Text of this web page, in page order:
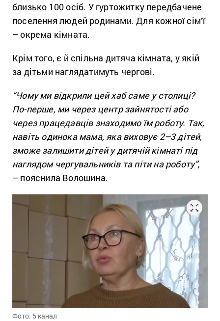
близько 100 осіб. У гуртожитку передбачене
поселення людей родинами. Для кожної сімʼї
– окрема кімната.
Крім того, є й спільна дитяча кімната, у якій
за дітьми наглядатимуть чергові.
“Чому ми відкрили цей хаб саме у столиці?
По-перше, ми через центр зайнятості або
через працедавців знаходимо їм роботу. Так,
навіть одинока мама, яка виховує 2–3 дітей,
зможе залишити дітей у дитячій кімнаті під
наглядом чергувальників та піти на роботу”,
– пояснила Волошина.
Фото: 5 канал